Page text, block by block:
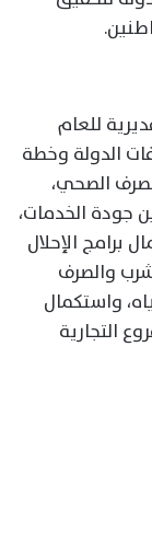
للعام
الدولة وخطة
الصحي،
جودة الخدمات،
برامج الإحلال
والصرف
واستكمال
التجارية